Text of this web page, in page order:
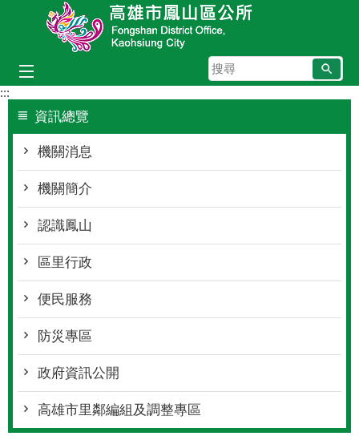
跳到主要內容區塊
搜
尋
:::
資訊總覽
機關消息
機關簡介
認識鳳山
區里行政
便民服務
防災專區
政府資訊公開
高雄市里鄰編組及調整專區